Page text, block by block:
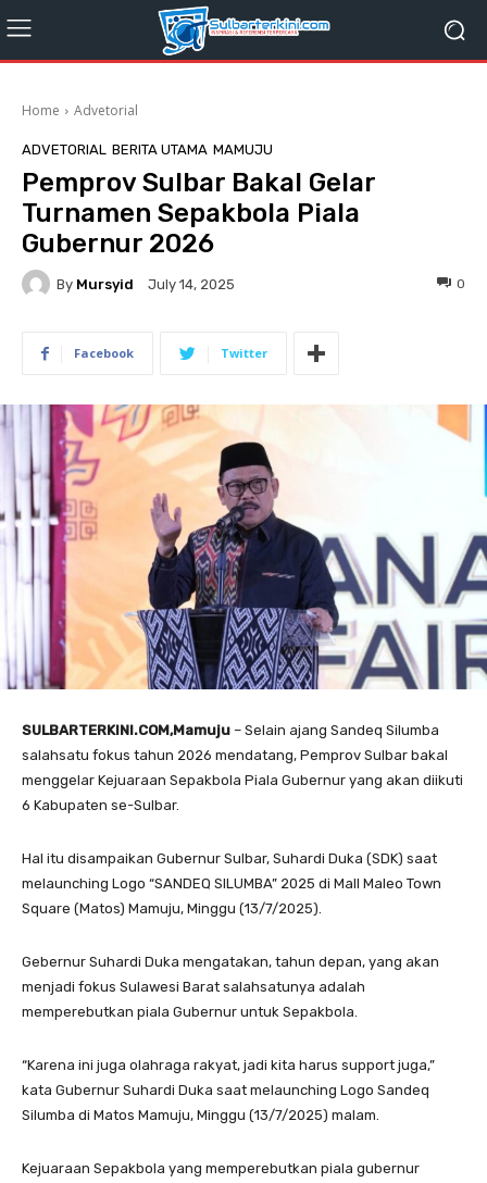
Home Advetorial
ADVETORIAL BERITA UTAMA MAMUJU
Pemprov Sulbar Bakal Gelar
Turnamen Sepakbola Piala
Gubernur 2026
By Mursyid July 14, 2025 0
Facebook Twitter
SULBARTERKINI.COM,Mamuju – Selain ajang Sandeq Silumba
salahsatu fokus tahun 2026 mendatang, Pemprov Sulbar bakal
menggelar Kejuaraan Sepakbola Piala Gubernur yang akan diikuti
6 Kabupaten se-Sulbar.
Hal itu disampaikan Gubernur Sulbar, Suhardi Duka (SDK) saat
melaunching Logo “SANDEQ SILUMBA” 2025 di Mall Maleo Town
Square (Matos) Mamuju, Minggu (13/7/2025).
Gebernur Suhardi Duka mengatakan, tahun depan, yang akan
menjadi fokus Sulawesi Barat salahsatunya adalah
memperebutkan piala Gubernur untuk Sepakbola.
“Karena ini juga olahraga rakyat, jadi kita harus support juga,”
kata Gubernur Suhardi Duka saat melaunching Logo Sandeq
Silumba di Matos Mamuju, Minggu (13/7/2025) malam.
Kejuaraan Sepakbola yang memperebutkan piala gubernur